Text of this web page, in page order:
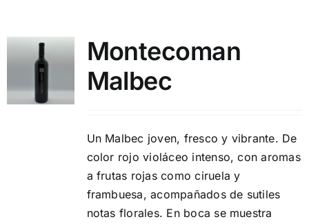
Montecoman
Malbec
Un Malbec joven, fresco y vibrante. De
color rojo violáceo intenso, con aromas
a frutas rojas como ciruela y
frambuesa, acompañados de sutiles
notas florales. En boca se muestra